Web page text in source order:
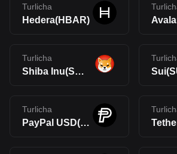
Turlicha
Hedera(HBAR)
Turlicha
Shiba Inu(SHIB)
Turlicha
PayPal USD(PYUSD)